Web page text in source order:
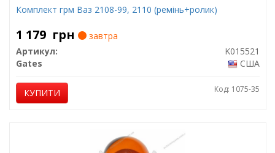
Комплект грм Ваз 2108-99, 2110 (ремінь+ролик)
1 179 грн
завтра
Артикул:
K015521
Gates
США
КУПИТИ Код: 1075-35